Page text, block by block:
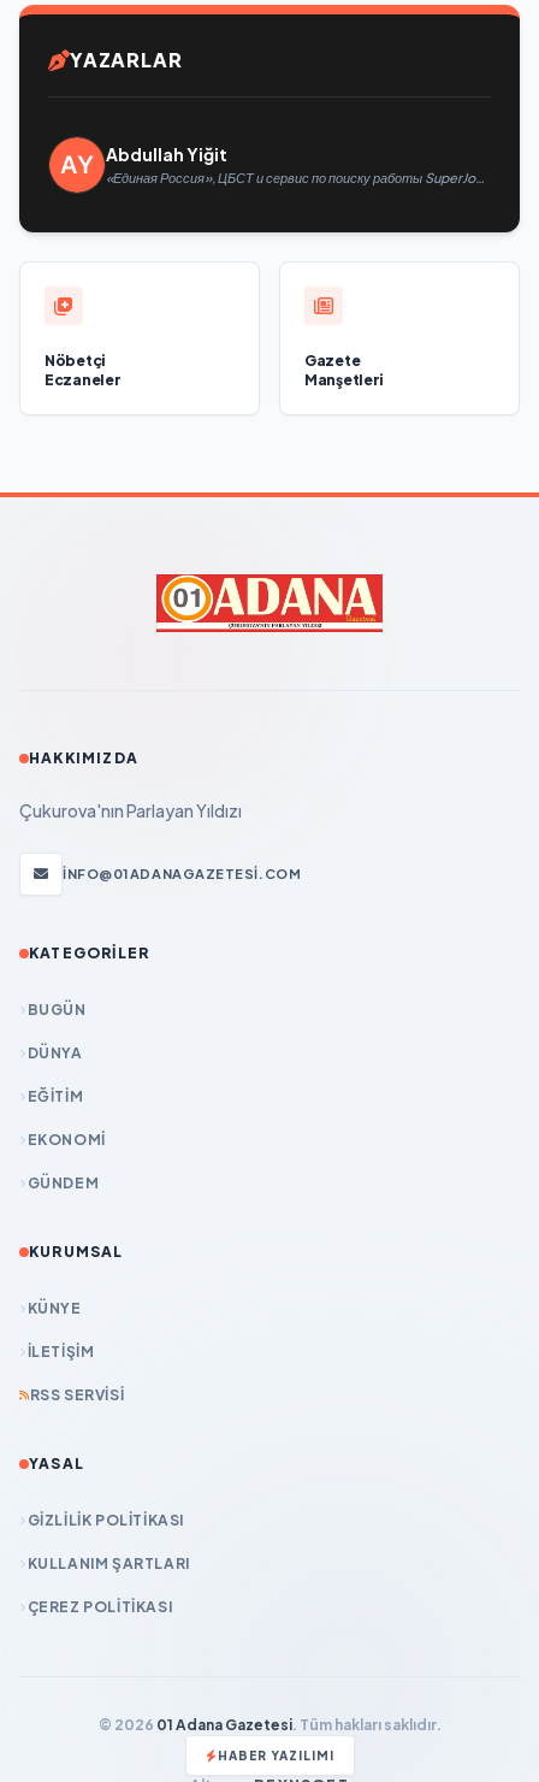
YAZARLAR
Abdullah Yiğit
«Единая Россия», ЦБСТ и сервис по поиску работы SuperJob
Nöbetçi
Eczaneler
Gazete
Manşetleri
HAKKIMIZDA
Çukurova'nın Parlayan Yıldızı
INFO@01ADANAGAZETESI.COM
KATEGORILER
BUGÜN
DÜNYA
EĞİTİM
EKONOMİ
GÜNDEM
KURUMSAL
KÜNYE
İLETIŞIM
RSS SERVISI
YASAL
GIZLILIK POLITIKASI
KULLANIM ŞARTLARI
ÇEREZ POLITIKASI
© 2026 01 Adana Gazetesi. Tüm hakları saklıdır.
HABER YAZILIMI